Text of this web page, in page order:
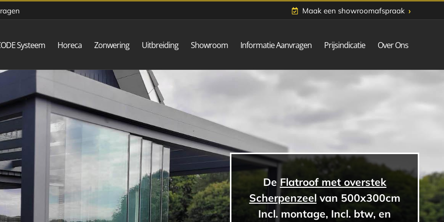
Maak een showroomafspraak ›
Systeem Horeca Zonwering Uitbreiding Showroom Informatie Aanvragen Prijsindicatie Over Ons
De Flatroof met overstek
Scherpenzeel van 500x300cm
Incl. montage, Incl. btw, en